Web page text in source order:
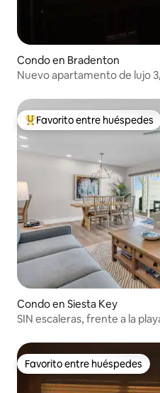
Condo en Bradenton
Nuevo apartamento de lujo
Favorito entre huéspedes
Favorito entre huéspedes
Condo en Siesta Key
SIN escaleras, frente a la
Favorito entre huéspedes
Favorito entre huéspedes